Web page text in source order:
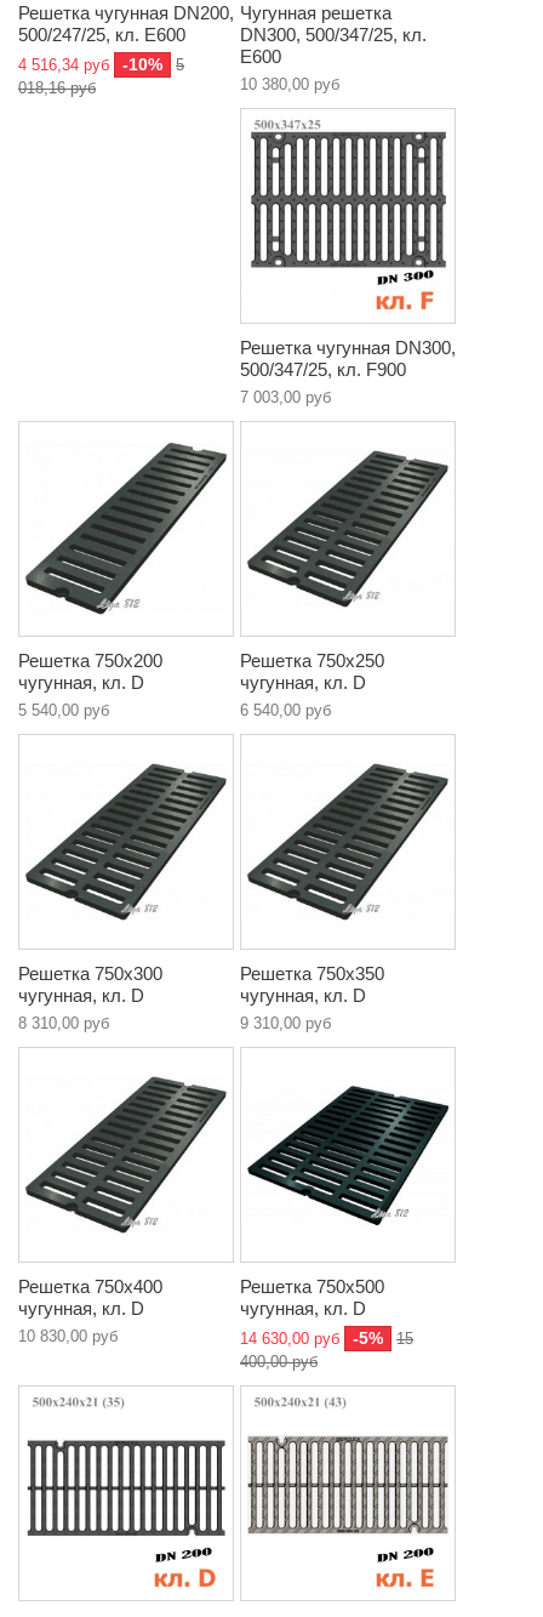
Решетка чугунная DN200,
500/247/25, кл. E600
4 516,34 руб -10%
5
018,16 руб
Чугунная решетка
DN300, 500/347/25, кл.
E600
10 380,00 руб
Решетка чугунная DN300,
500/347/25, кл. F900
7 003,00 руб
Решетка 750х200
чугунная, кл. D
5 540,00 руб
Решетка 750х250
чугунная, кл. D
6 540,00 руб
Решетка 750х300
чугунная, кл. D
8 310,00 руб
Решетка 750х350
чугунная, кл. D
9 310,00 руб
Решетка 750х400
чугунная, кл. D
10 830,00 руб
Решетка 750х500
чугунная, кл. D
14 630,00 руб -5%
15
400,00 руб